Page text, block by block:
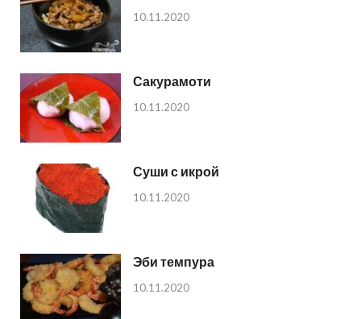
10.11.2020
Сакурамоти
10.11.2020
Суши с икрой
10.11.2020
Эби темпура
10.11.2020